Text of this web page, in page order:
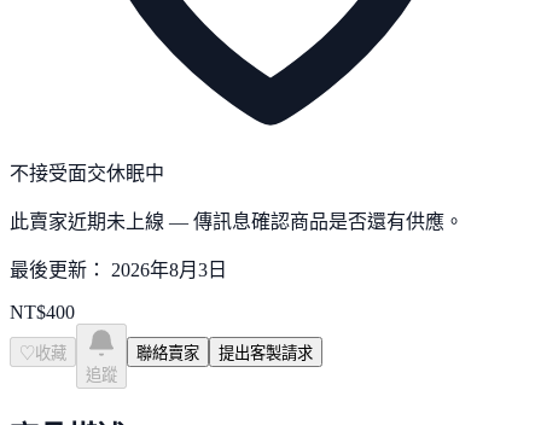
不接受面交休眠中
此賣家近期未上線 — 傳訊息確認商品是否還有供應。
最後更新： 2026年8月3日
NT$400
♡ 收藏
追蹤
聯絡賣家 提出客製請求